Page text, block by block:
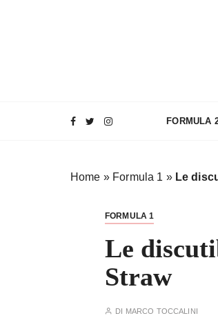
FORMULA
Home » Formula 1 » Le
FORMULA 1
Le
Straw
DI MARCO TOCCALINI